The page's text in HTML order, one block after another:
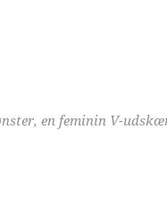
en feminin V-